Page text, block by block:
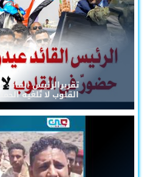
تقريرالرئيس
القلوب لا تُلغيه